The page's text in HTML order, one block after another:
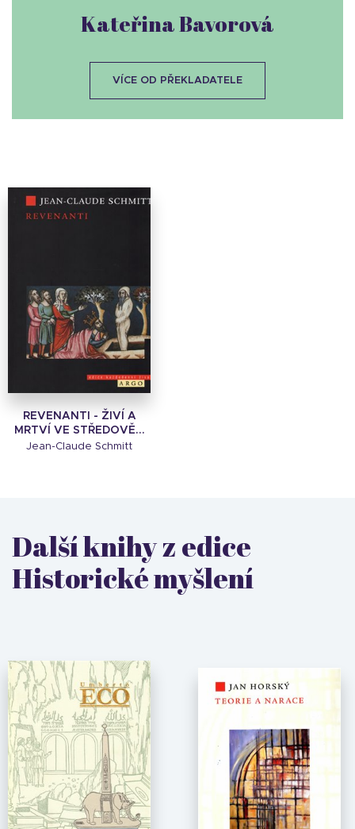
REVENANTI - ŽIVÍ A
MRTVÍ VE STŘEDOVĚ...
Jean-Claude Schmitt
Kateřina Bavorová
VÍCE OD PŘEKLADATELE
Další knihy z edice
Historické myšlení